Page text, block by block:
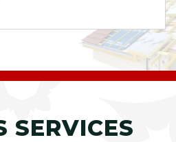
SERVICES